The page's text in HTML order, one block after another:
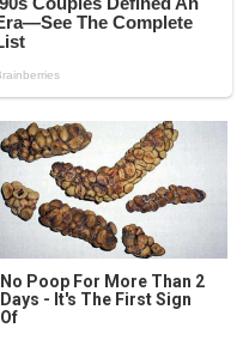
No Poop For More Than 2
Days - It's The First Sign
Of